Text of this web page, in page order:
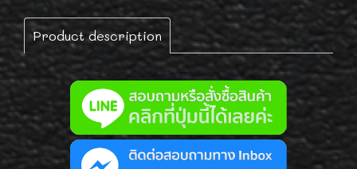
Product description